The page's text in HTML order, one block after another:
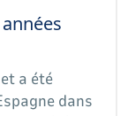
a été
dans